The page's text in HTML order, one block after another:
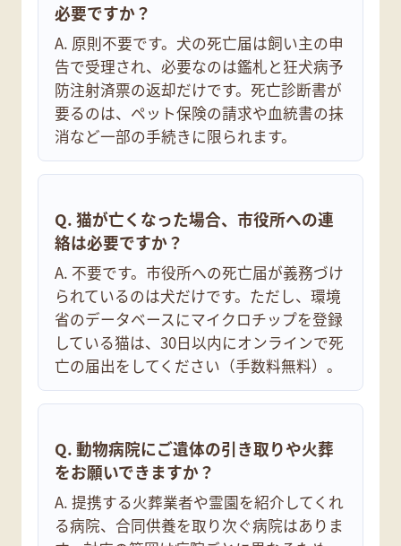
必要ですか？
A. 原則不要です。犬の死亡届は飼い主の申
告で受理され、必要なのは鑑札と狂犬病予
防注射済票の返却だけです。死亡診断書が
要るのは、ペット保険の請求や血統書の抹
消など一部の手続きに限られます。
Q. 猫が亡くなった場合、市役所への連
絡は必要ですか？
A. 不要です。市役所への死亡届が義務づけ
られているのは犬だけです。ただし、環境
省のデータベースにマイクロチップを登録
している猫は、30日以内にオンラインで死
亡の届出をしてください（手数料無料）。
Q. 動物病院にご遺体の引き取りや火葬
をお願いできますか？
A. 提携する火葬業者や霊園を紹介してくれ
る病院、合同供養を取り次ぐ病院はありま